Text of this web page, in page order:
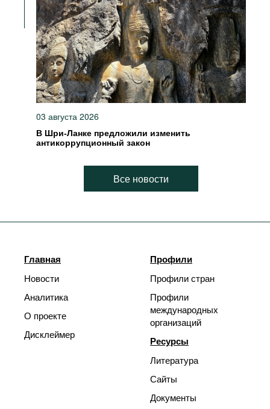
03 августа 2026
В Шри-Ланке предложили изменить
антикоррупционный закон
Все новости
Главная
Новости
Аналитика
О проекте
Дисклеймер
Профили
Профили стран
Профили
международных
организаций
Ресурсы
Литература
Сайты
Документы